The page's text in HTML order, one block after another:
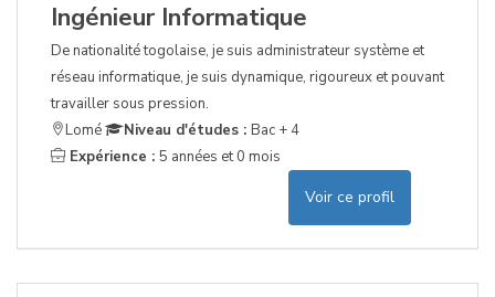
Ingénieur Informatique
De nationalité togolaise, je suis administrateur système et
réseau informatique, je suis dynamique, rigoureux et pouvant
travailler sous pression.
Lomé
Niveau d'études : Bac + 4
Expérience : 5 années et 0 mois
Voir ce profil